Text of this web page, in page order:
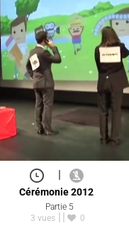
Cérémonie 2012
Partie 5
3 vues
0